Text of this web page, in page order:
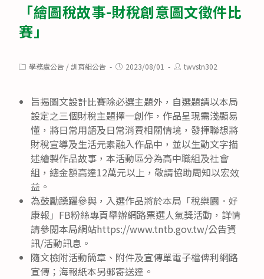
「繪圖稅故事-財稅創意圖文徵件比
賽」
Post學務處公告 /訓育組公告
Post2023/08/01
Posttwvstn302
旨揭圖文設計比賽除必選主題外，自選題請以本局
設定之三個財稅主題擇一創作，作品呈現需淺顯易
懂，將日常用語及日常消費相關情境，發揮聯想將
財稅宣導及生活元素融入作品中，並以生動文字描
述繪製作品故事，本活動區分為高中職組及社會
組，總金額高達12萬元以上，敬請協助周知以宏效
益。
為鼓勵踴躍參與，入選作品將於本局「稅樂園．好
康報」FB粉絲專頁舉辦網路票選人氣獎活動，詳情
請參閱本局網站https://www.tntb.gov.tw/公告資
訊/活動訊息。
隨文檢附活動簡章、附件及宣傳單電子檔俾利網路
宣傳；海報紙本另郵寄送達。